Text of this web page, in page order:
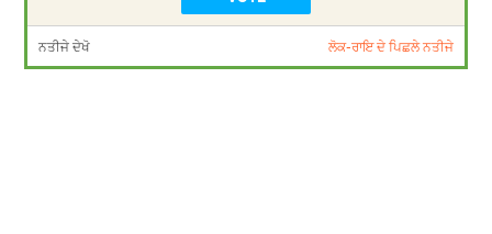
ਨਤੀਜੇ ਦੇਖੋ ਲੋਕ-ਰਾਇ ਦੇ ਪਿਛਲੇ ਨਤੀਜੇ